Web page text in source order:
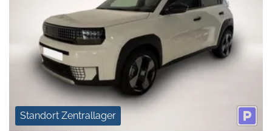
Standort Zentrallager